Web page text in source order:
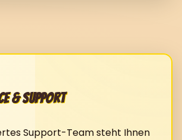
& Support
Support-Team steht Ihnen